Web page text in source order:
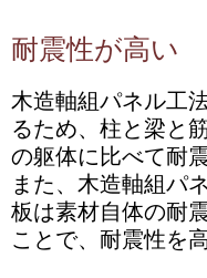
耐震性が高い
木造軸組パネル工
るため、柱と梁と
の躯体に比べて耐
また、木造軸組パ
板は素材自体の耐
ことで、耐震性を